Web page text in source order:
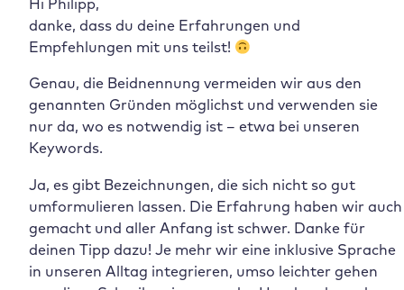
Ja, es gibt Bezeichnungen, die sich nicht so gut
umformulieren lassen. Die Erfahrung haben wir auch
gemacht und aller Anfang ist schwer. Danke für
in unseren Alltag integrieren, umso leichter gehen
uns diese Schreibweisen von der Hand und werden
zur Gewohnheit. 🎖✍️🗒
Annie
Antworten